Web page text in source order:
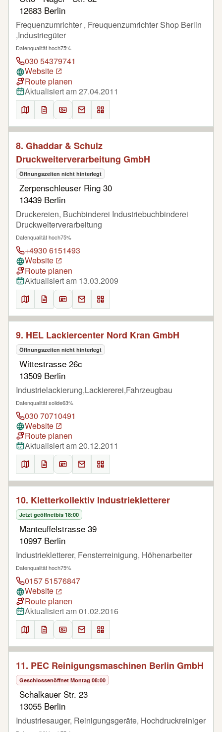
12683 Berlin
Frequenzumrichter , Freuquenzumrichter Shop Berlin
,Industriegüter
Datenqualität hoch75%
030 54379741
Website
Route planen
Aktualisiert am 27.04.2011
8. Ghaddar & Schulz
Druckweiterverarbeitung GmbH
Öffnungszeiten nicht hinterlegt
Zerpenschleuser Ring 30
13439 Berlin
Druckereien, Buchbinderei Industriebuchbinderei
Druckweiterverarbeitung
Datenqualität hoch75%
+4930 6151493
Website
Route planen
Aktualisiert am 13.03.2009
9. HEL Lackiercenter Nord Kran GmbH
Öffnungszeiten nicht hinterlegt
Wittestrasse 26c
13509 Berlin
Industrielackierung,Lackiererei,Fahrzeugbau
Datenqualität solide63%
030 70710491
Website
Route planen
Aktualisiert am 20.12.2011
10. Kletterkollektiv Industriekletterer
Jetzt geöffnetbis 18:00
Manteuffelstrasse 39
10997 Berlin
Industriekletterer, Fensterreinigung, Höhenarbeiter
Datenqualität hoch75%
0157 51576847
Website
Route planen
Aktualisiert am 01.02.2016
11. PEC Reinigungsmaschinen Berlin GmbH
Geschlossenöffnet Montag 08:00
Schalkauer Str. 23
13055 Berlin
Industriesauger, Reinigungsgeräte, Hochdruckreiniger